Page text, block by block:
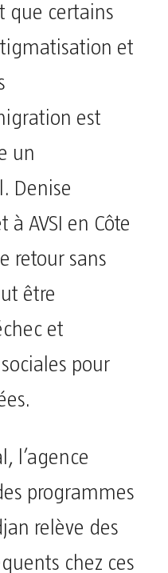
que certains
et
est
un
Denise
AVSI en Côte
retour sans
être
et
pour
l’agence
programmes
relève des
chez ces